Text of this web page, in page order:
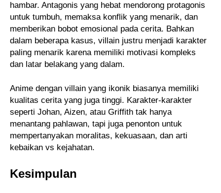
hambar. Antagonis yang hebat mendorong protagonis
untuk tumbuh, memaksa konflik yang menarik, dan
memberikan bobot emosional pada cerita. Bahkan
dalam beberapa kasus, villain justru menjadi karakter
paling menarik karena memiliki motivasi kompleks
dan latar belakang yang dalam.
Anime dengan villain yang ikonik biasanya memiliki
kualitas cerita yang juga tinggi. Karakter-karakter
seperti Johan, Aizen, atau Griffith tak hanya
menantang pahlawan, tapi juga penonton untuk
mempertanyakan moralitas, kekuasaan, dan arti
kebaikan vs kejahatan.
Kesimpulan